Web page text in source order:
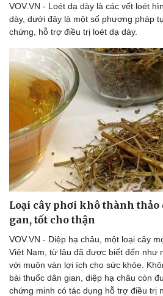
VOV.VN - Loét dạ dày là các vết loét
dày, dưới đây là một số phương pháp
chứng, hỗ trợ điều trị loét dạ dày.
Loại cây phơi khô thành thảo
gan, tốt cho thận
VOV.VN - Diệp hạ châu, một loại cây
Việt Nam, từ lâu đã được biết đến như
với muôn vàn lợi ích cho sức khỏe.
bài thuốc dân gian, diệp hạ châu còn
chứng minh có tác dụng hỗ trợ điều trị